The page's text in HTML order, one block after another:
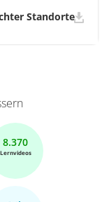
Standorte
8.370
Lernvideos